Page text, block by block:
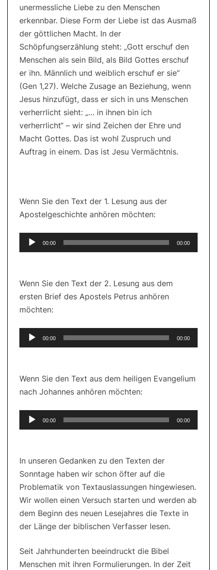
unermessliche Liebe zu den Menschen
erkennbar. Diese Form der Liebe ist das Ausmaß
der göttlichen Macht. In der
Schöpfungserzählung steht: „Gott erschuf den
Menschen als sein Bild, als Bild Gottes erschuf
er ihn. Männlich und weiblich erschuf er sie“
(Gen 1,27). Welche Zusage an Beziehung, wenn
Jesus hinzufügt, dass er sich in uns Menschen
verherrlicht sieht: „… in ihnen bin ich
verherrlicht“ – wir sind Zeichen der Ehre und
Macht Gottes. Das ist wohl Zuspruch und
Auftrag in einem. Das ist Jesu Vermächtnis.
Wenn Sie den Text der 1. Lesung aus der
Apostelgeschichte anhören möchten:
Audio-
Player
00:00 00:00
Wenn Sie den Text der 2. Lesung aus dem
ersten Brief des Apostels Petrus anhören
möchten:
Audio-
Player
00:00 00:00
Wenn Sie den Text aus dem heiligen Evangelium
nach Johannes anhören möchten:
Audio-
Player
00:00 00:00
In unseren Gedanken zu den Texten der
Sonntage haben wir schon öfter auf die
Problematik von Textauslassungen hingewiesen.
Wir wollen einen Versuch starten und werden ab
dem Beginn des neuen Lesejahres die Texte in
der Länge der biblischen Verfasser lesen.
Seit Jahrhunderten beeindruckt die Bibel
Menschen mit ihren Formulierungen. In der Zeit